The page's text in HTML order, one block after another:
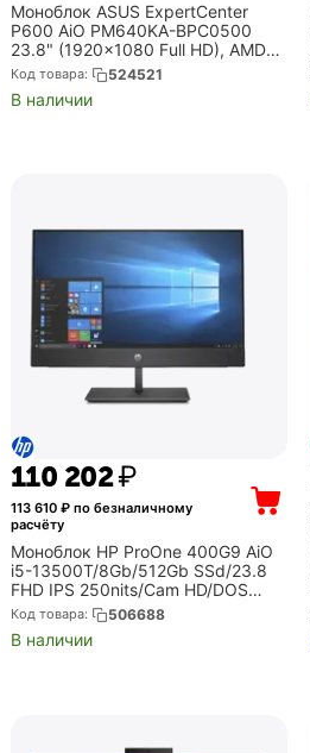
Моноблок ASUS ExpertCenter
P600 AiO PM640KA-BPC0500
23.8" (1920x1080 Full HD), AMD
Ryzen AI 5 330, 16Gb DDR5,
512Gb SSD, Radeon 820M, без
ОС, чёрный (90PT046...
Код товара: 524521
В наличии
110 202₽
113 610₽ по безналичному
расчёту
Моноблок HP ProOne 400G9 AiO
i5-13500T/8Gb/512Gb SSd/23.8
FHD IPS 250nits/Cam HD/DOS
+USB KB & mouse (904X0AV)
Код товара: 506688
В наличии